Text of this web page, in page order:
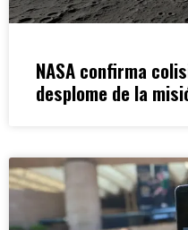
NASA confirma
desplome de la